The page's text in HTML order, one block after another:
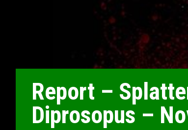
Report –
Diprosopus –